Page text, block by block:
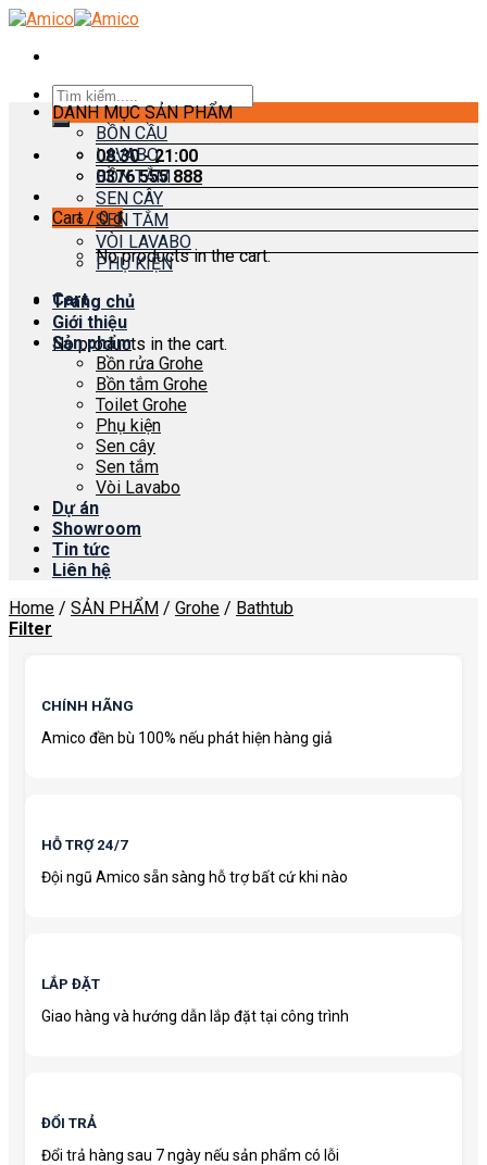
Skip
content
Search
for:
08:30 - 21:00
0376 555 888
Cart /0₫
No products in the cart.
Cart
No products in the cart.
DANH MỤC SẢN PHẨM
BỒN CẦU
LAVABO
BỒN TẮM
SEN CÂY
SEN TẮM
VÒI LAVABO
PHỤ KIỆN
Trang chủ
Giới thiệu
Sản phẩm
Bồn rửa Grohe
Bồn tắm Grohe
Toilet Grohe
Phụ kiện
Sen cây
Sen tắm
Vòi Lavabo
Dự án
Showroom
Tin tức
Liên hệ
Home / SẢN PHẨM / Grohe / Bathtub
Filter
CHÍNH HÃNG
Amico đền bù 100% nếu phát hiện hàng giả
HỖ TRỢ 24/7
Đội ngũ Amico sẵn sàng hỗ trợ bất cứ khi nào
LẮP ĐẶT
Giao hàng và hướng dẫn lắp đặt tại công trình
ĐỔI TRẢ
Đổi trả hàng sau 7 ngày nếu sản phẩm có lỗi